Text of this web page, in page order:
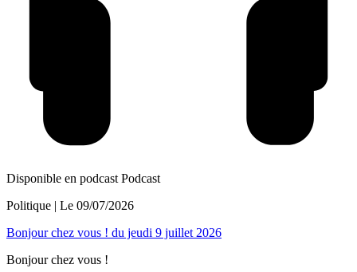
Disponible en podcast Podcast
Politique | Le 09/07/2026
Bonjour chez vous ! du jeudi 9 juillet 2026
Bonjour chez vous !